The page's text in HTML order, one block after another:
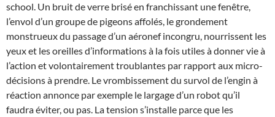
school. Un bruit de verre brisé en franchissant une fenêtre,
l’envol d’un groupe de pigeons affolés, le grondement
monstrueux du passage d’un aéronef incongru, nourrissent les
yeux et les oreilles d’informations à la fois utiles à donner vie à
l’action et volontairement troublantes par rapport aux micro-
décisions à prendre. Le vrombissement du survol de l’engin à
réaction annonce par exemple le largage d’un robot qu’il
faudra éviter, ou pas. La tension s’installe parce que les